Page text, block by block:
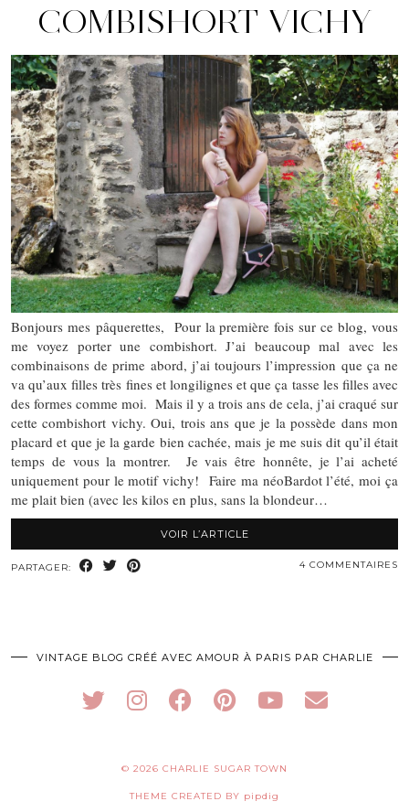
COMBISHORT VICHY
Bonjours mes pâquerettes, Pour la première fois sur ce blog, vous
me voyez porter une combishort. J’ai beaucoup mal avec les
combinaisons de prime abord, j’ai toujours l’impression que ça ne
va qu’aux filles très fines et longilignes et que ça tasse les filles avec
des formes comme moi. Mais il y a trois ans de cela, j’ai craqué sur
cette combishort vichy. Oui, trois ans que je la possède dans mon
placard et que je la garde bien cachée, mais je me suis dit qu’il était
temps de vous la montrer. Je vais être honnête, je l’ai acheté
uniquement pour le motif vichy! Faire ma néoBardot l’été, moi ça
me plait bien (avec les kilos en plus, sans la blondeur…
VOIR L’ARTICLE
PARTAGER: 4 COMMENTAIRES
VINTAGE BLOG CRÉÉ AVEC AMOUR À PARIS PAR CHARLIE
© 2026 CHARLIE SUGAR TOWN
THEME CREATED BY pipdig